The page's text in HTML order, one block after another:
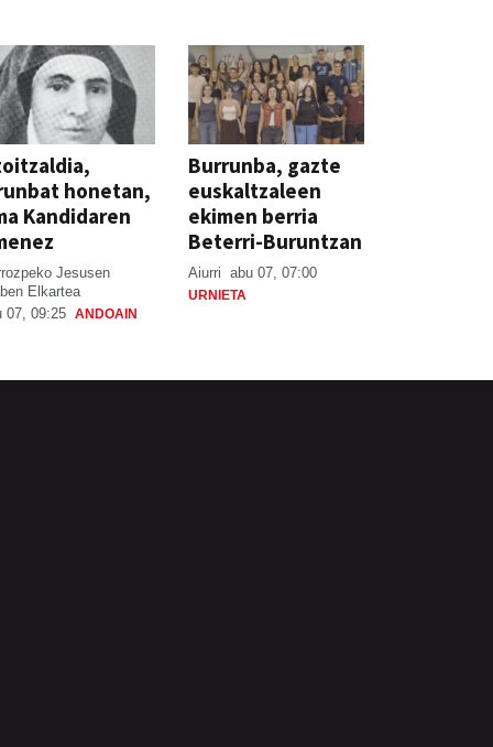
honetan,
Kandidaren
Jesusen
Elkartea
07, 09:25 ANDOAIN
Burrunba, gazte
euskaltzaleen
ekimen berria
Beterri-Buruntzan
Aiurri abu 07, 07:00
URNIETA